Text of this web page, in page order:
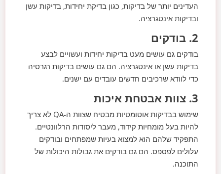
העדינים יותר של בדיקות, כגון בדיקת יחידות, בדיקות עשן
ובדיקות אינטגרציה.
2. בודקים
בודקים גם עושים מעט בדיקות יחידות ועשויים לבצע
בדיקות עשן או אינטגרציה. הם גם עושים בדיקות רגרסיה
כדי לוודא שרכיבים חדשים עובדים עם ישנים.
3. צוות אבטחת איכות
שימוש בבדיקות אוטומטיות מבטיח שצוות ה-QA לא צריך
להיות בעל מומחיות קידוד, מעבר ליסודות הרלוונטיים.
התפקיד שלהם הוא למצוא בעיות שמפתחים ובודקים
עלולים לפספס. הם גם בודקים את גבולות היכולות של
התוכנה.